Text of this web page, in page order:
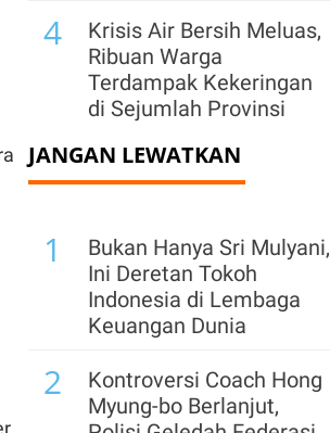
4
Krisis Air Bersih Meluas,
Ribuan Warga
Terdampak Kekeringan
di Sejumlah Provinsi
5
Ratusan Siswa
Keracunan MBG, BGN
SPPG Yayasan Kasih
Iman Samuel
Cadangan Devisa
Indonesia Turun Tipis
Jadi US$ 145,3 Miliar
Pada Juli 2026
JANGAN LEWATKAN
1
Bukan Hanya Sri Mulyani,
Ini Deretan Tokoh
Indonesia di Lembaga
Keuangan Dunia
2
Kontroversi Coach Hong
Myung-bo Berlanjut,